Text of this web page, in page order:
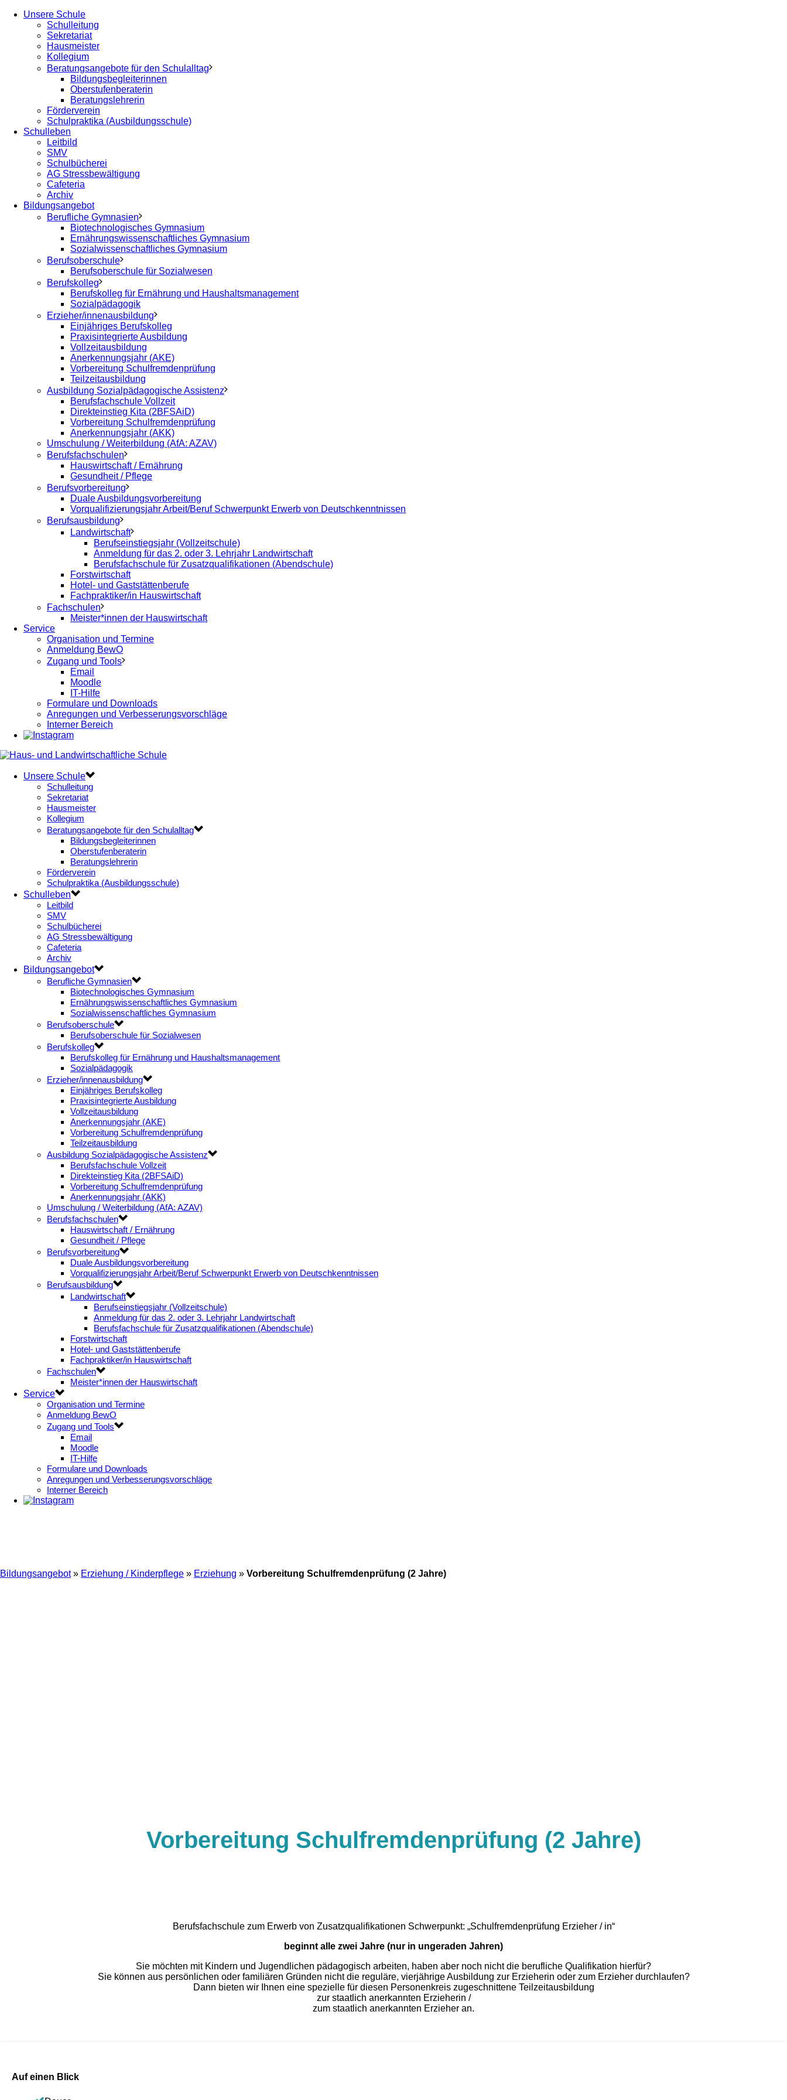
Unsere Schule
Schulleitung
Sekretariat
Hausmeister
Kollegium
Beratungsangebote für den Schulalltag
Bildungsbegleiterinnen
Oberstufenberaterin
Beratungslehrerin
Förderverein
Schulpraktika (Ausbildungsschule)
Schulleben
Leitbild
SMV
Schulbücherei
AG Stressbewältigung
Cafeteria
Archiv
Bildungsangebot
Berufliche Gymnasien
Biotechnologisches Gymnasium
Ernährungswissenschaftliches Gymnasium
Sozialwissenschaftliches Gymnasium
Berufsoberschule
Berufsoberschule für Sozialwesen
Berufskolleg
Berufskolleg für Ernährung und Haushaltsmanagement
Sozialpädagogik
Erzieher/innenausbildung
Einjähriges Berufskolleg
Praxisintegrierte Ausbildung
Vollzeitausbildung
Anerkennungsjahr (AKE)
Vorbereitung Schulfremdenprüfung
Teilzeitausbildung
Ausbildung Sozialpädagogische Assistenz
Berufsfachschule Vollzeit
Direkteinstieg Kita (2BFSAiD)
Vorbereitung Schulfremdenprüfung
Anerkennungsjahr (AKK)
Umschulung / Weiterbildung (AfA: AZAV)
Berufsfachschulen
Hauswirtschaft / Ernährung
Gesundheit / Pflege
Berufsvorbereitung
Duale Ausbildungsvorbereitung
Vorqualifizierungsjahr Arbeit/Beruf Schwerpunkt Erwerb von Deutschkenntnissen
Berufsausbildung
Landwirtschaft
Berufseinstiegsjahr (Vollzeitschule)
Anmeldung für das 2. oder 3. Lehrjahr Landwirtschaft
Berufsfachschule für Zusatzqualifikationen (Abendschule)
Forstwirtschaft
Hotel- und Gaststättenberufe
Fachpraktiker/in Hauswirtschaft
Fachschulen
Meister*innen der Hauswirtschaft
Service
Organisation und Termine
Anmeldung BewO
Zugang und Tools
Email
Moodle
IT-Hilfe
Formulare und Downloads
Anregungen und Verbesserungsvorschläge
Interner Bereich
Unsere Schule
Schulleitung
Sekretariat
Hausmeister
Kollegium
Beratungsangebote für den Schulalltag
Bildungsbegleiterinnen
Oberstufenberaterin
Beratungslehrerin
Förderverein
Schulpraktika (Ausbildungsschule)
Schulleben
Leitbild
SMV
Schulbücherei
AG Stressbewältigung
Cafeteria
Archiv
Bildungsangebot
Berufliche Gymnasien
Biotechnologisches Gymnasium
Ernährungswissenschaftliches Gymnasium
Sozialwissenschaftliches Gymnasium
Berufsoberschule
Berufsoberschule für Sozialwesen
Berufskolleg
Berufskolleg für Ernährung und Haushaltsmanagement
Sozialpädagogik
Erzieher/innenausbildung
Einjähriges Berufskolleg
Praxisintegrierte Ausbildung
Vollzeitausbildung
Anerkennungsjahr (AKE)
Vorbereitung Schulfremdenprüfung
Teilzeitausbildung
Ausbildung Sozialpädagogische Assistenz
Berufsfachschule Vollzeit
Direkteinstieg Kita (2BFSAiD)
Vorbereitung Schulfremdenprüfung
Anerkennungsjahr (AKK)
Umschulung / Weiterbildung (AfA: AZAV)
Berufsfachschulen
Hauswirtschaft / Ernährung
Gesundheit / Pflege
Berufsvorbereitung
Duale Ausbildungsvorbereitung
Vorqualifizierungsjahr Arbeit/Beruf Schwerpunkt Erwerb von Deutschkenntnissen
Berufsausbildung
Landwirtschaft
Berufseinstiegsjahr (Vollzeitschule)
Anmeldung für das 2. oder 3. Lehrjahr Landwirtschaft
Berufsfachschule für Zusatzqualifikationen (Abendschule)
Forstwirtschaft
Hotel- und Gaststättenberufe
Fachpraktiker/in Hauswirtschaft
Fachschulen
Meister*innen der Hauswirtschaft
Service
Organisation und Termine
Anmeldung BewO
Zugang und Tools
Email
Moodle
IT-Hilfe
Formulare und Downloads
Anregungen und Verbesserungsvorschläge
Interner Bereich
Bildungsangebot» Erziehung / Kinderpflege » Erziehung » Vorbereitung Schulfremdenprüfung (2 Jahre)
Vorbereitung Schul­frem­den­prü­fung (2 Jahre)
Berufsfachschule zum Erwerb von Zusatzqualifikationen Schwerpunkt: „Schulfremdenprüfung Erzieher / in“
beginnt alle zwei Jahre (nur in ungeraden Jahren)
Sie möchten mit Kindern und Jugendlichen pädagogisch arbeiten, haben aber noch nicht die berufliche Qualifikation hierfür?
Sie können aus persönlichen oder familiären Gründen nicht die reguläre, vierjährige Ausbildung zur Erzieherin oder zum Erzieher durchlaufen?
Dann bieten wir Ihnen eine spezielle für diesen Personenkreis zugeschnittene Teilzeitausbildung
zur staatlich anerkannten Erzieherin /
zum staatlich anerkannten Erzieher an.
Auf einen Blick